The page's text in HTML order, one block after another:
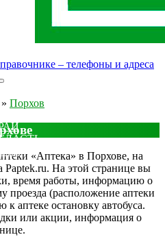
– телефоны и адреса
» Порхов
«Аптека» в Порхове, на
Paptek.ru. На этой странице вы
время работы, информацию о
проезда (расположение аптеки
аптеке остановку автобуса.
или акции, информация о